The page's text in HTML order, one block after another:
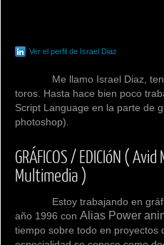
Ver el perfil de Israel Diaz
Me llamo Israel Diaz ,
toros. Hasta hace bien poco
Script Language en la parte de
photoshop).
GRÁFICOS / EDICIóN (
Multimedia )
Estoy trabajando en
año 1996 con Alias Power
tiempo sobre todo en proyectos